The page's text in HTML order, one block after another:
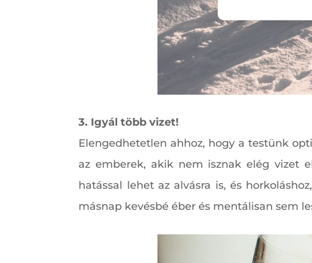
3. Igyál több vizet!
Elengedhetetlen ahhoz, hogy a testünk
az emberek, akik nem isznak elég vizet
hatással lehet az alvásra is, és
másnap kevésbé éber és mentálisan sem